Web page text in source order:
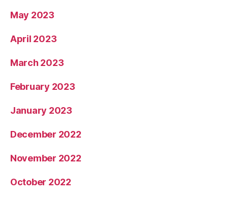
May 2023
April 2023
March 2023
February 2023
January 2023
December 2022
November 2022
October 2022